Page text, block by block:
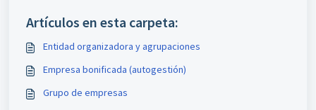
Artículos en esta carpeta:
Entidad organizadora y agrupaciones
Empresa bonificada (autogestión)
Grupo de empresas